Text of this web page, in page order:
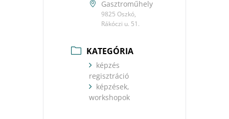
Gasztroműhely
9825 Oszkó,
Rákóczi u. 51.
KATEGÓRIA
képzés
regisztráció
képzések,
workshopok